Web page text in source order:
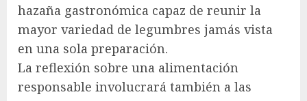
hazaña gastronómica capaz de reunir la
mayor variedad de legumbres jamás vista
en una sola preparación.
La reflexión sobre una alimentación
responsable involucrará también a las